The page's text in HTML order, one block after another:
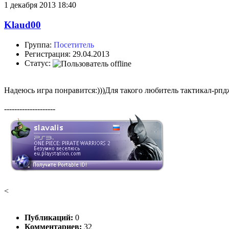
1 декабря 2013 18:40
Klaud00
Группа: Посетитель
Регистрация: 29.04.2013
Статус:
Надеюсь игра понравится:)))Для такого любитель тактикал-
--------------------
<
Публикаций: 0
Комментариев: 32